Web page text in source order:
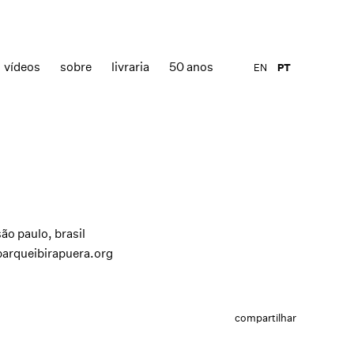
vídeos sobre livraria 50 anos PT
EN
paulo, brasil
compartilhar